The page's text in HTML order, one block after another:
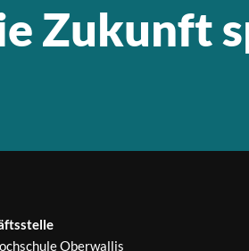
Zukunft
Oberwallis